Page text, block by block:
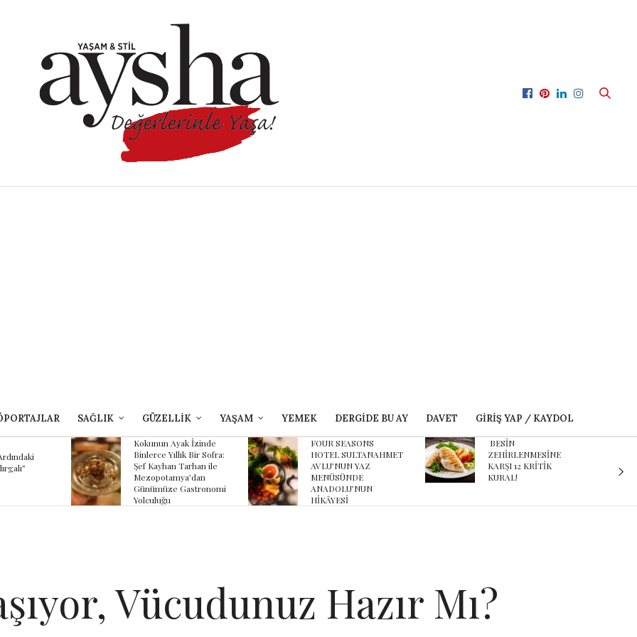
SAĞLIK GÜZELLİK YAŞAM YEMEK DERGIDE BU AY DAVET GIRIŞ YAP / KAYDOL
Bir Sofra:
Tarhan ile
FOUR SEASONS
HOTEL SULTANAHMET
AVLU’NUN YAZ
MENÜSÜNDE
ANADOLU’NUN
HİKÂYESİ
BESİN
ZEHİRLENMESİNE
KARŞI 12 KRİTİK
KURAL!
Karnaval’dan geçmişe
davet eden yeni
podcast serisi: Ayşegül
Aldinç ile O Zaman
Vücudunuz Hazır Mı?